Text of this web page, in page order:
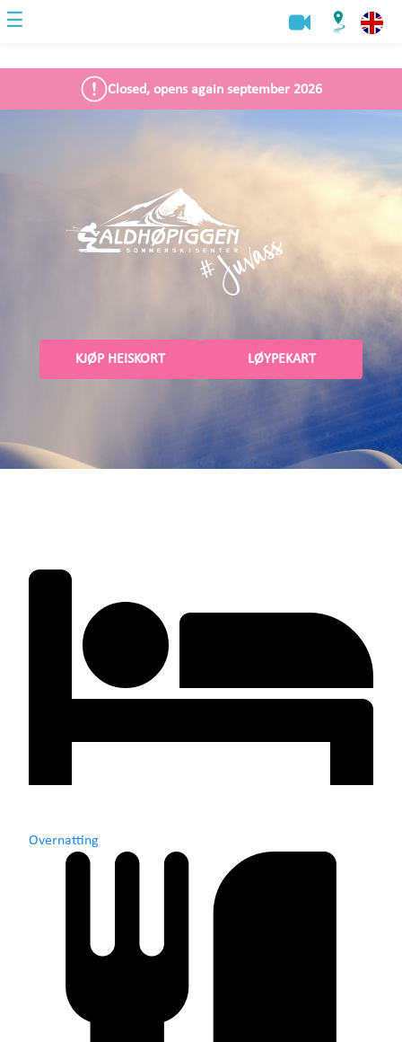
☰
Closed, opens again september 2026
KJØP HEISKORT LØYPEKART
Overnatting